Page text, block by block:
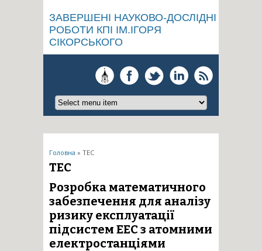
ЗАВЕРШЕНІ НАУКОВО-ДОСЛІДНІ
РОБОТИ КПІ ІМ.ІГОРЯ
СІКОРСЬКОГО
Ви є тут
Головна » ТЕС
ТЕС
Розробка математичного
забезпечення для аналізу
ризику експлуатації
підсистем ЕЕС з атомними
електростанціями